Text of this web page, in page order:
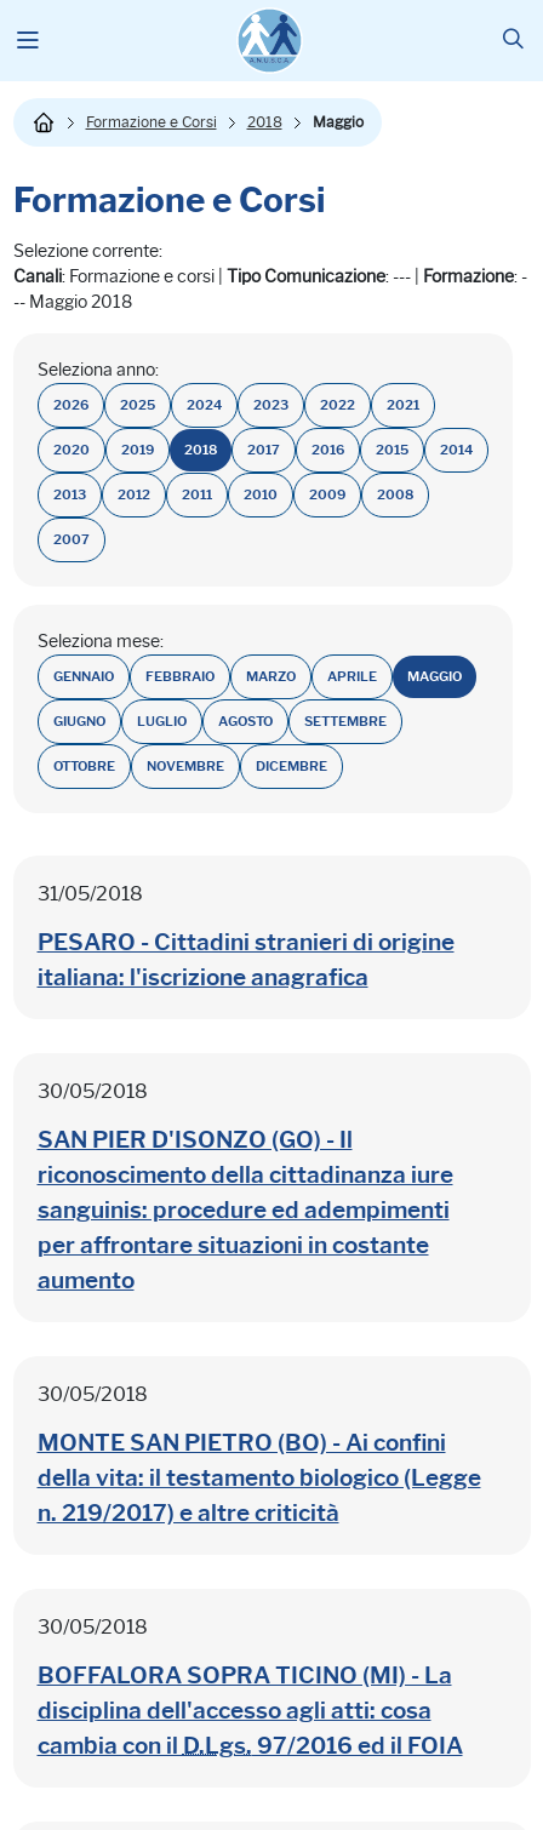
Formazione e Corsi 2018 Maggio
Formazione e Corsi
Selezione corrente:
Canali: Formazione e corsi | Tipo Comunicazione: --- | Formazione: -
-- Maggio 2018
Seleziona anno:
2026 2025 2024 2023 2022 2021
2020 2019 2018 2017 2016 2015 2014
2013 2012 2011 2010 2009 2008
2007
Seleziona mese:
GENNAIO FEBBRAIO MARZO APRILE MAGGIO
GIUGNO LUGLIO AGOSTO SETTEMBRE
OTTOBRE NOVEMBRE DICEMBRE
31/05/2018
PESARO - Cittadini stranieri di origine
italiana: l'iscrizione anagrafica
30/05/2018
SAN PIER D'ISONZO (GO) - Il
riconoscimento della cittadinanza iure
sanguinis: procedure ed adempimenti
per affrontare situazioni in costante
aumento
30/05/2018
MONTE SAN PIETRO (BO) - Ai confini
della vita: il testamento biologico (Legge
n. 219/2017) e altre criticità
30/05/2018
BOFFALORA SOPRA TICINO (MI) - La
disciplina dell'accesso agli atti: cosa
cambia con il D.Lgs. 97/2016 ed il FOIA